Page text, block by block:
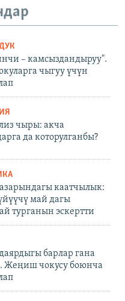
– камсыздандыруу".
чыгуу үчүн
чыры: акча
да которулганбы?
каатчылык:
май дагы
турганын эскертти
барлар гана
Жеңиш чокусу боюнча